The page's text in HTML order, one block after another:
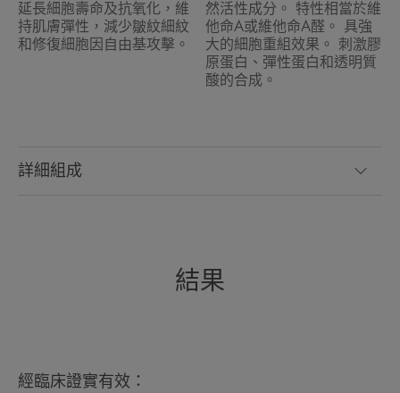
一款精緻的花香調香水，帶有佛手柑、麝香和茉莉的香
氣。
*對46名測試者進行了可接受性問卷調查，使用28天後得出的結果，每週至少
**臨床研究 - 滿意百分比 - 46名測試者 - 每週至少使用3次，持續28天。
詳細組成
延長細胞壽命及抗氧化，維
持肌膚彈性，減少皺紋細紋
和修復細胞因自由基攻擊。
然活性成分。 特性相當於維
他命A或維他命A醛。 具強
大的細胞重組效果。 刺激膠
原蛋白、彈性蛋白和透明質
酸的合成。
結果
經臨床證實有效：